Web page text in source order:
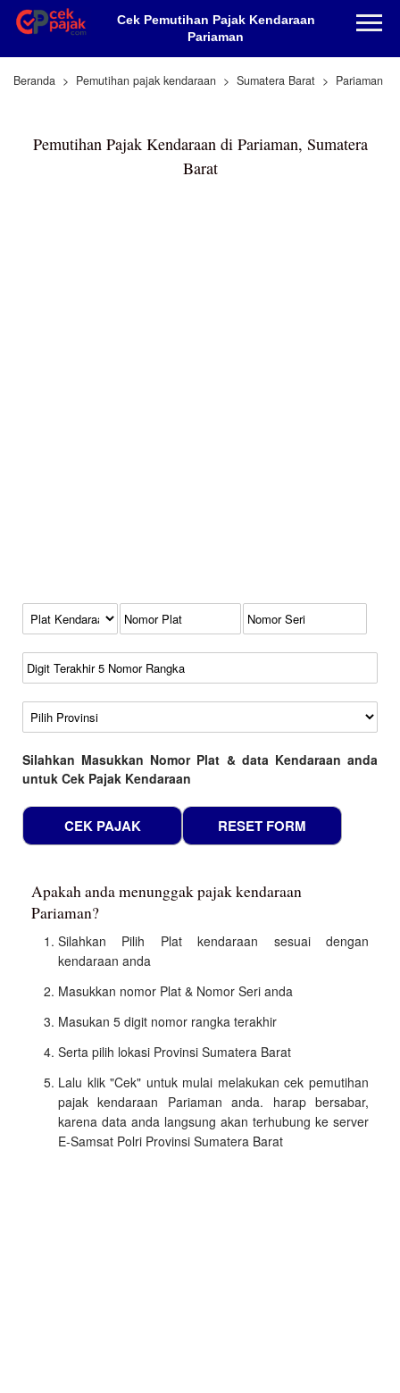
Cek Pemutihan Pajak Kendaraan
Pariaman
Beranda Pemutihan pajak kendaraan Sumatera Barat Pariaman
Pemutihan Pajak Kendaraan di Pariaman, Sumatera
Barat
Kode Plat Kendaraan
No Plat
No Seri
No Rangka
Wilayah
Silahkan Masukkan Nomor Plat & data Kendaraan anda
untuk Cek Pajak Kendaraan
Apakah anda menunggak pajak kendaraan
Pariaman?
Silahkan Pilih Plat kendaraan sesuai dengan
kendaraan anda
Masukkan nomor Plat & Nomor Seri anda
Masukan 5 digit nomor rangka terakhir
Serta pilih lokasi Provinsi Sumatera Barat
Lalu klik "Cek" untuk mulai melakukan cek pemutihan
pajak kendaraan Pariaman anda. harap bersabar,
karena data anda langsung akan terhubung ke server
E-Samsat Polri Provinsi Sumatera Barat